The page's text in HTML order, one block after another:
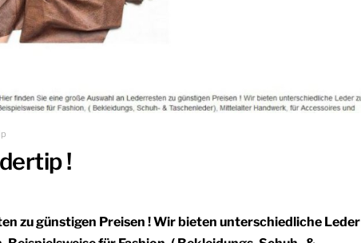
!
zu günstigen Preisen ! Wir bieten unterschiedliche Leder